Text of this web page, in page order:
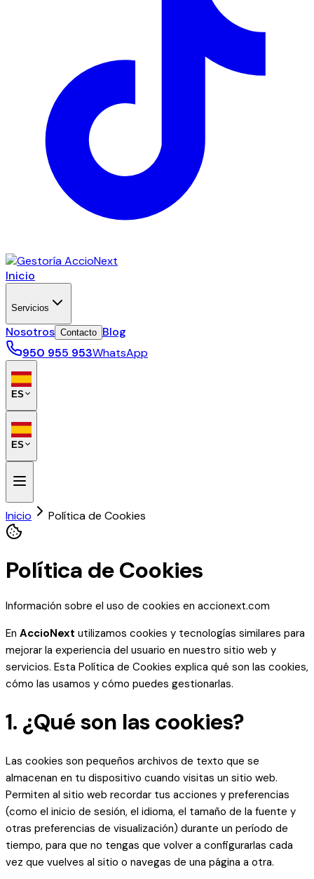
Inicio
Servicios
Nosotros Contacto Blog
950 955 953WhatsApp
ES
ES
Inicio Política de Cookies
Política de Cookies
Información sobre el uso de cookies en accionext.com
En AccioNext utilizamos cookies y tecnologías similares para
mejorar la experiencia del usuario en nuestro sitio web y
servicios. Esta Política de Cookies explica qué son las cookies,
cómo las usamos y cómo puedes gestionarlas.
1. ¿Qué son las cookies?
Las cookies son pequeños archivos de texto que se
almacenan en tu dispositivo cuando visitas un sitio web.
Permiten al sitio web recordar tus acciones y preferencias
(como el inicio de sesión, el idioma, el tamaño de la fuente y
otras preferencias de visualización) durante un período de
tiempo, para que no tengas que volver a configurarlas cada
vez que vuelves al sitio o navegas de una página a otra.